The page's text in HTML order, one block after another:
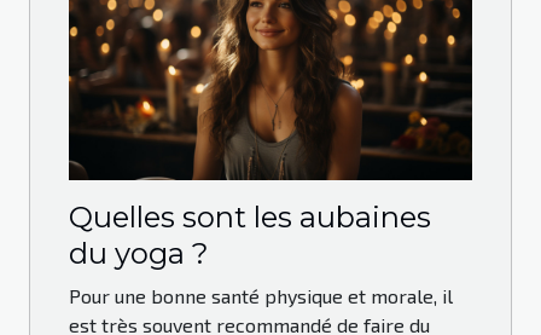
Quelles sont les aubaines
du yoga ?
Pour une bonne santé physique et morale, il
est très souvent recommandé de faire du